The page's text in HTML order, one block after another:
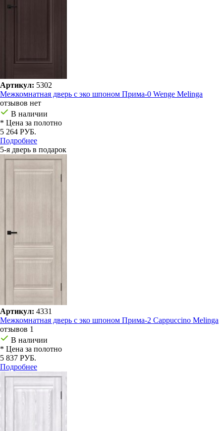
Артикул: 5302
Межкомнатная дверь с эко шпоном Прима-0 Wenge Melinga
отзывов нет
В наличии
* Цена за полотно
5 264 РУБ.
Подробнее
5-я дверь в подарок
Артикул: 4331
Межкомнатная дверь с эко шпоном Прима-2 Cappuccino Melinga
отзывов 1
В наличии
* Цена за полотно
5 837 РУБ.
Подробнее